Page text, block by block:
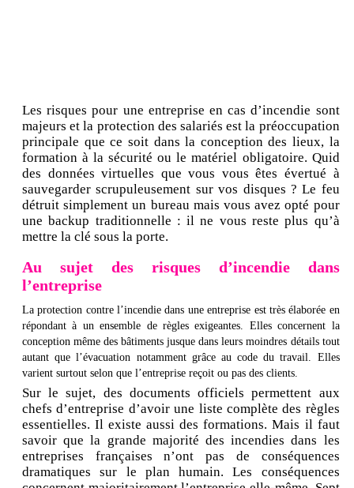
Les risques pour une entreprise en cas d’incendie sont
majeurs et la protection des salariés est la préoccupation
principale que ce soit dans la conception des lieux, la
formation à la sécurité ou le matériel obligatoire. Quid
des données virtuelles que vous vous êtes évertué à
sauvegarder scrupuleusement sur vos disques ? Le feu
détruit simplement un bureau mais vous avez opté pour
une backup traditionnelle : il ne vous reste plus qu’à
mettre la clé sous la porte.
Au sujet des risques d’incendie dans
l’entreprise
La protection contre l’incendie dans une entreprise est très élaborée en
répondant à un ensemble de règles exigeantes. Elles concernent la
conception même des bâtiments jusque dans leurs moindres détails tout
autant que l’évacuation notamment grâce au code du travail. Elles
varient surtout selon que l’entreprise reçoit ou pas des clients.
Sur le sujet, des documents officiels permettent aux
chefs d’entreprise d’avoir une liste complète des règles
essentielles. Il existe aussi des formations. Mais il faut
savoir que la grande majorité des incendies dans les
entreprises françaises n’ont pas de conséquences
dramatiques sur le plan humain. Les conséquences